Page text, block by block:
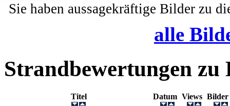
Sie haben aussagekräftige Bilder zu
alle
Strandbewertungen zu
Titel Datum Views